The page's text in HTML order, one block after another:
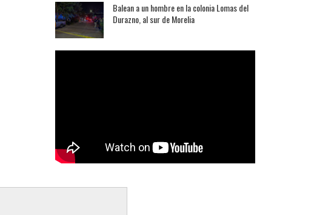
Balean a un hombre en la colonia Lomas del
Durazno, al sur de Morelia